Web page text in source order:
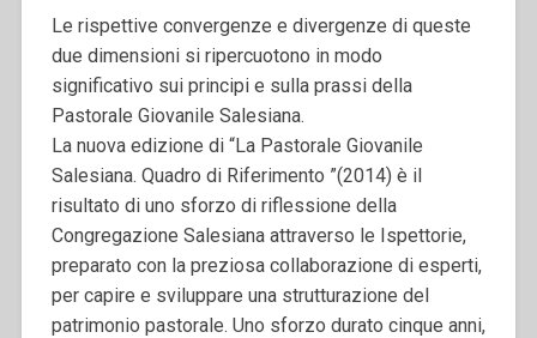
Le rispettive convergenze e divergenze di queste
due dimensioni si ripercuotono in modo
significativo sui principi e sulla prassi della
Pastorale Giovanile Salesiana.
La nuova edizione di “La Pastorale Giovanile
Salesiana. Quadro di Riferimento ”(2014) è il
risultato di uno sforzo di riflessione della
Congregazione Salesiana attraverso le Ispettorie,
preparato con la preziosa collaborazione di esperti,
per capire e sviluppare una strutturazione del
patrimonio pastorale. Uno sforzo durato cinque anni,